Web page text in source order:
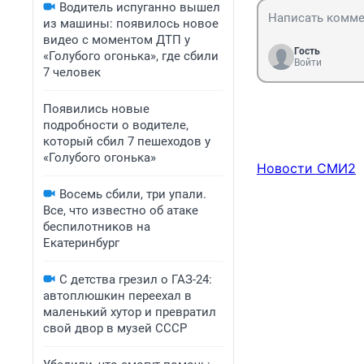
Водитель испуганно вышел
из машины: появилось новое
видео с моментом ДТП у
«Голубого огонька», где сбили
7 человек
Появились новые
подробности о водителе,
который сбил 7 пешеходов у
«Голубого огонька»
Восемь сбили, три упали.
Все, что известно об атаке
беспилотников на
Екатеринбург
С детства грезил о ГАЗ-24:
автоплюшкин переехал в
маленький хутор и превратил
свой двор в музей СССР
Гость
Войти
Новости СМИ2